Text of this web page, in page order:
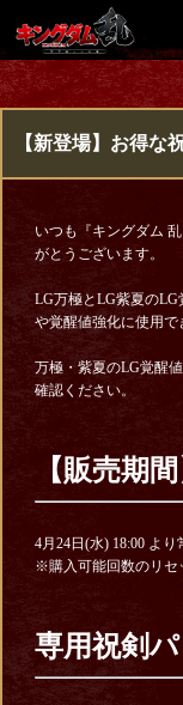
【新登場】お得な
いつも『キングダム
がとうございます。
LG万極とLG紫夏の
や覚醒値強化に使用で
万極・紫夏のLG覚醒
確認ください。
【販売期間
4月24日(水) 18:00 より
※購入可能回数のリセ
専用祝剣